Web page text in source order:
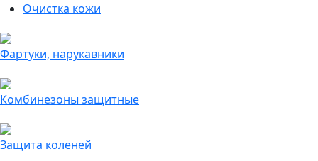
Очистка кожи
Фартуки, нарукавники
Комбинезоны защитные
Защита коленей